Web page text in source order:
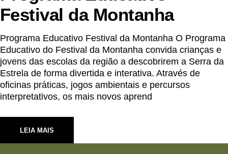
Festival da Montanha
Programa Educativo Festival da Montanha O Programa
Educativo do Festival da Montanha convida crianças e
jovens das escolas da região a descobrirem a Serra da
Estrela de forma divertida e interativa. Através de
oficinas práticas, jogos ambientais e percursos
interpretativos, os mais novos aprend
LEIA MAIS